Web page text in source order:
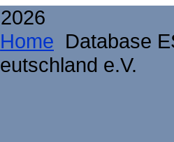
Home Database
e.V.